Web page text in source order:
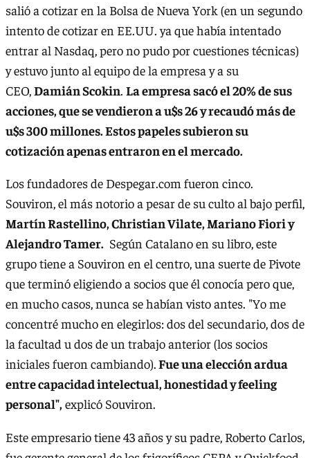
salió a cotizar en la Bolsa de Nueva York (en un segundo
intento de cotizar en EE.UU. ya que había intentado
entrar al Nasdaq, pero no pudo por cuestiones técnicas)
y estuvo junto al equipo de la empresa y a su
CEO,Damián Scokin. La empresa sacó el 20% de sus
acciones, que se vendieron a u$s 26 y recaudó más de
u$s 300 millones. Estos papeles subieron su
cotización apenas entraron en el mercado.
Los fundadores de Despegar.com fueron cinco.
Souviron, el más notorio a pesar de su culto al bajo perfil,
Martín Rastellino, Christian Vilate, Mariano Fiori y
Alejandro Tamer. Según Catalano en su libro, este
grupo tiene a Souviron en el centro, una suerte de Pivote
que terminó eligiendo a socios que él conocía pero que,
en mucho casos, nunca se habían visto antes. "Yo me
concentré mucho en elegirlos: dos del secundario, dos de
la facultad u dos de un trabajo anterior (los socios
iniciales fueron cambiando).Fue una elección ardua
entre capacidad intelectual, honestidad y feeling
personal",explicó Souviron.
Este empresario tiene 43 años y su padre, Roberto Carlos,